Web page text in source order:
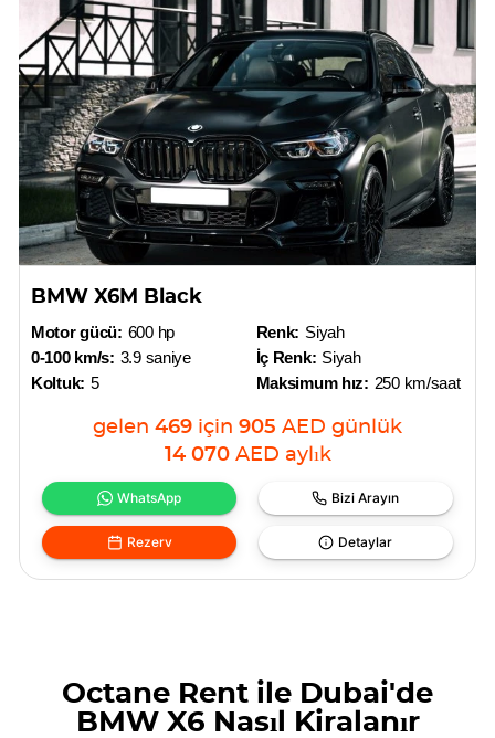
BMW X6M Black
Motor gücü: 600 hp
0-100 km/s: 3.9 saniye
Koltuk: 5
Renk: Siyah
İç Renk: Siyah
Maksimum hız: 250 km/saat
gelen 469 için 905 AED günlük
14 070 AED aylık
WhatsApp Bizi Arayın
Rezerv Detaylar
Octane Rent ile Dubai'de
BMW X6 Nasıl Kiralanır